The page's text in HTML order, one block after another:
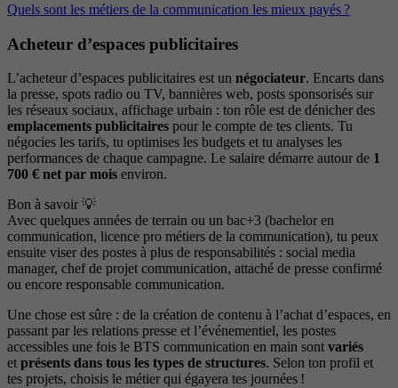
Quels sont les métiers de la communication les mieux payés ?
Acheteur d’espaces publicitaires
L’acheteur d’espaces publicitaires est un négociateur. Encarts dans
la presse, spots radio ou TV, bannières web, posts sponsorisés sur
les réseaux sociaux, affichage urbain : ton rôle est de dénicher des
emplacements publicitaires pour le compte de tes clients. Tu
négocies les tarifs, tu optimises les budgets et tu analyses les
performances de chaque campagne. Le salaire démarre autour de 1
700 € net par mois environ.
Bon à savoir 💡
Avec quelques années de terrain ou un bac+3 (bachelor en
communication, licence pro métiers de la communication), tu peux
ensuite viser des postes à plus de responsabilités : social media
manager, chef de projet communication, attaché de presse confirmé
ou encore responsable communication.
Une chose est sûre : de la création de contenu à l’achat d’espaces, en
passant par les relations presse et l’événementiel, les postes
accessibles une fois le BTS communication en main sont variés
et présents dans tous les types de structures. Selon ton profil et
tes projets, choisis le métier qui égayera tes journées !